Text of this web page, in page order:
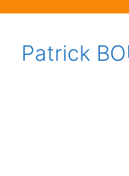
Patrick